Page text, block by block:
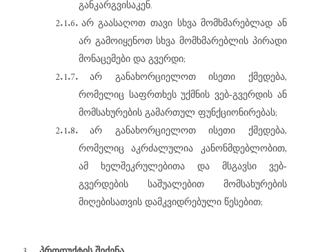
განკარგვისაკენ.
2.1.6. არ გაასაღოთ თავი სხვა მომხმარებლად ან
არ გამოიყენოთ სხვა მომხმარებლის პირადი
მონაცემები და გვერდი;
2.1.7.
არ განახორციელოთ ისეთი ქმედება,
რომელიც საფრთხეს უქმნის ვებ-გვერდის ან
მომსახურების გამართულ ფუნქციონირებას;
2.1.8.
არ განახორციელოთ ისეთი ქმედება,
რომელიც აკრძალულია კანონმდებლობით,
ამ ხელშეკრულებითა და მსგავსი
ვებ-
გვერდების
საშუალებით
მომსახურების
მიღებისათვის დამკვიდრებული წესებით;